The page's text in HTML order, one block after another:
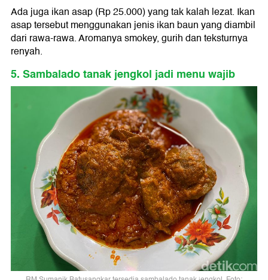
Ada juga ikan asap (Rp 25.000) yang tak kalah lezat. Ikan
asap tersebut menggunakan jenis ikan baun yang diambil
dari rawa-rawa. Aromanya smokey, gurih dan teksturnya
renyah.
5. Sambalado tanak jengkol jadi menu wajib